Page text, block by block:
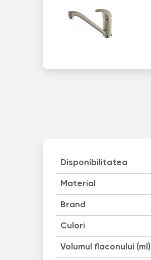
Disponibilitatea
Material
Brand
Culori
Volumul flaconului (ml)